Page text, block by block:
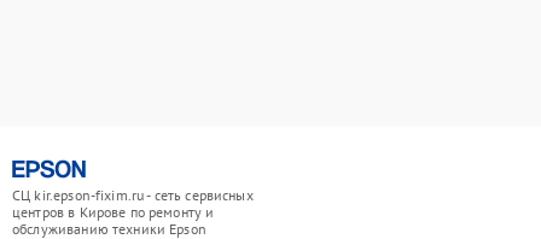
СЦ kir.epson-fixim.ru - сеть сервисных
центров в Кирове по ремонту и
обслуживанию техники Epson